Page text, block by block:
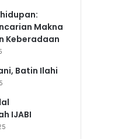
Makna
Keberadaan
Batin Ilahi
IJABI